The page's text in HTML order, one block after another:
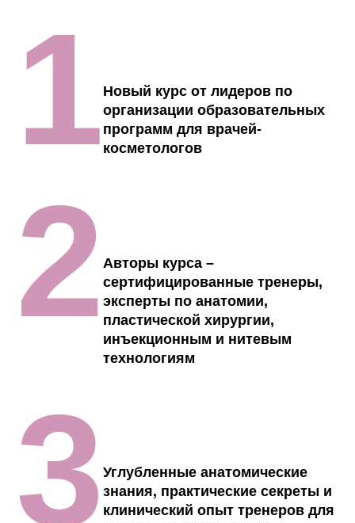
Новый курс от лидеров по
организации образовательных
программ для врачей-
косметологов
1
Авторы курса –
сертифицированные тренеры,
эксперты по анатомии,
пластической хирургии,
инъекционным и нитевым
технологиям
2
Углубленные анатомические
знания, практические секреты и
клинический опыт тренеров для
3